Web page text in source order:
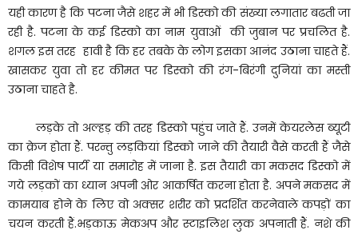
यही कारण है कि पटना जैसे शहर में भी डिस्को की संख्या लगातार बढती जा
रही है. पटना के कई डिस्को का नाम युवाओं की जुबान पर प्रचलित है.
शगल इस तरह हावी है कि हर तबके के लोग इसका आनंद उठाना चाहते हैं.
खासकर युवा तो हर कीमत पर डिस्को की रंग-बिरंगी दुनियां का मस्ती
उठाना चाहते है.
लड़के तो अल्हड़ की तरह डिस्को पहुंच जाते हैं. उनमें केयरलेस ब्यूटी
का क्रेज होता हैं. परन्तु लड़कियां डिस्को जाने की तैयारी वैसे करती हैं जैसे
किसी विशेष पार्टी या समारोह में जाना है. इस तैयारी का मकसद डिस्को में
गये लड़कों का ध्यान अपनी ओर आकर्षित करना होता है. अपने मकसद में
कामयाब होने के लिए वो अक्सर शरीर को प्रदर्शित करनेवाले कपड़ों का
चयन करती हैं.भड़काऊ मेकअप और स्टाइलिश लुक अपनाती हैं. नशे की